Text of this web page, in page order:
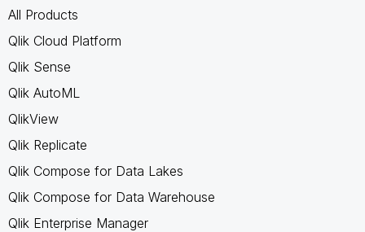
All Products
Qlik Cloud Platform
Qlik Sense
Qlik AutoML
QlikView
Qlik Replicate
Qlik Compose for Data Lakes
Qlik Compose for Data Warehouse
Qlik Enterprise Manager